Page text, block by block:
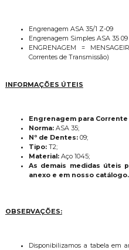
Engrenagem ASA 35/1 Z-09
Engrenagem Simples ASA 35 09
ENGRENAGEM =
Correntes de Transmissão)
INFORMAÇÕES ÚTEIS
Engrenagem para Corrente
Norma: ASA 35;
Nº de Dentes: 09;
Tipo: T2;
Material: Aço 1045;
As demais medidas úteis
anexo e em nosso catálogo.
OBSERVAÇÕES:
Disponibilizamos a tabela em